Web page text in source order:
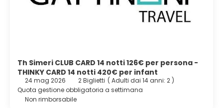
Th Simeri CLUB CARD 14 notti 126€ per persona -
THINKY CARD 14 notti 420€ per infant
24 mag 2026 2 Biglietti ( Adulti dai 14 anni: 2 )
Quota gestione obbligatoria a settimana
Non rimborsabile